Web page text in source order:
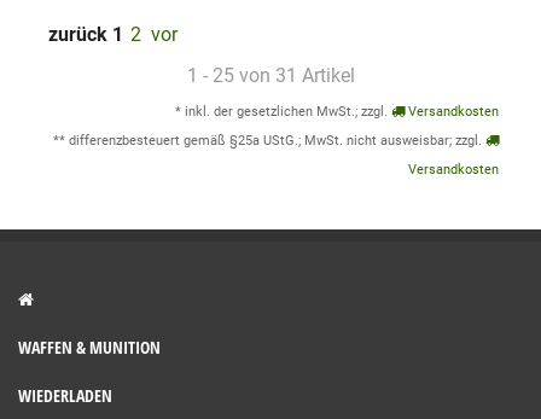
zurück 1 2 vor
1 - 25 von 31 Artikel
* inkl. der gesetzlichen MwSt.; zzgl.
Versandkosten
** differenzbesteuert gemäß §25a UStG.; MwSt. nicht ausweisbar; zzgl.
Versandkosten
WAFFEN & MUNITION
WIEDERLADEN